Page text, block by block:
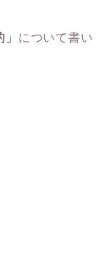
について書い